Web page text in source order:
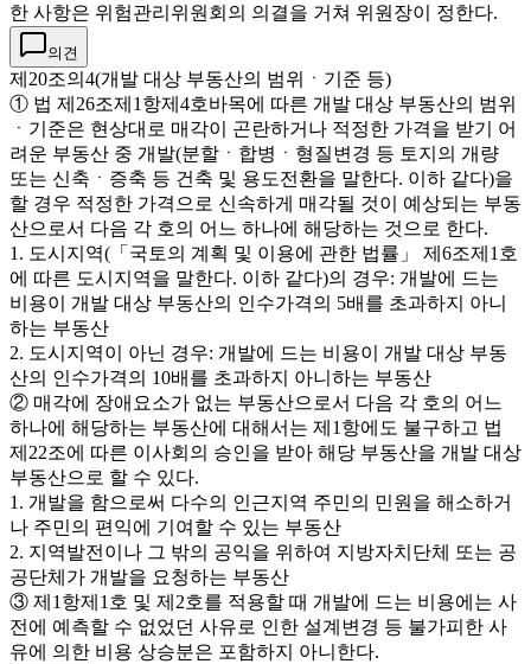
한 사항은 위험관리위원회의 의결을 거쳐 위원장이 정한다.
의견
제20조의4(개발 대상 부동산의 범위ㆍ기준 등)
① 법 제26조제1항제4호바목에 따른 개발 대상 부동산의 범위
ㆍ기준은 현상대로 매각이 곤란하거나 적정한 가격을 받기 어
려운 부동산 중 개발(분할ㆍ합병ㆍ형질변경 등 토지의 개량
또는 신축ㆍ증축 등 건축 및 용도전환을 말한다. 이하 같다)을
할 경우 적정한 가격으로 신속하게 매각될 것이 예상되는 부동
산으로서 다음 각 호의 어느 하나에 해당하는 것으로 한다.
1. 도시지역(「국토의 계획 및 이용에 관한 법률」 제6조제1호
에 따른 도시지역을 말한다. 이하 같다)의 경우: 개발에 드는
비용이 개발 대상 부동산의 인수가격의 5배를 초과하지 아니
하는 부동산
2. 도시지역이 아닌 경우: 개발에 드는 비용이 개발 대상 부동
산의 인수가격의 10배를 초과하지 아니하는 부동산
② 매각에 장애요소가 없는 부동산으로서 다음 각 호의 어느
하나에 해당하는 부동산에 대해서는 제1항에도 불구하고 법
제22조에 따른 이사회의 승인을 받아 해당 부동산을 개발 대상
부동산으로 할 수 있다.
1. 개발을 함으로써 다수의 인근지역 주민의 민원을 해소하거
나 주민의 편익에 기여할 수 있는 부동산
2. 지역발전이나 그 밖의 공익을 위하여 지방자치단체 또는 공
공단체가 개발을 요청하는 부동산
③ 제1항제1호 및 제2호를 적용할 때 개발에 드는 비용에는 사
전에 예측할 수 없었던 사유로 인한 설계변경 등 불가피한 사
유에 의한 비용 상승분은 포함하지 아니한다.